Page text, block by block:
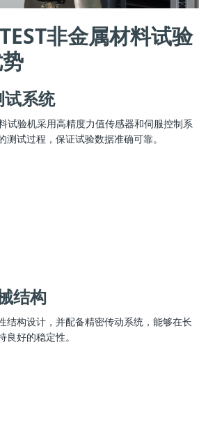
非金属材料试验
系统
试验机采用高精度力值传感器和伺服控制系
测试过程，保证试验数据准确可靠。
结构
结构设计，并配备精密传动系统，能够在长
良好的稳定性。